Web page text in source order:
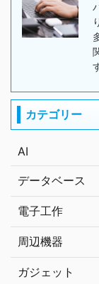
カテゴリー
AI
データベース
電子工作
周辺機器
ガジェット